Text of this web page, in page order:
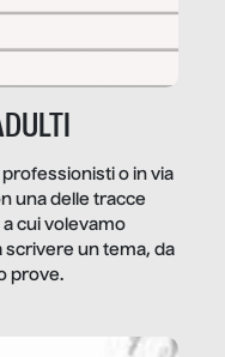
o in via
una delle tracce
cui volevamo
un tema, da
prove.